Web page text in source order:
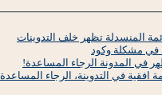
المنسدلة تظهر خلف التدوينات
مشكلة وكود
في المدونة الرجاء المساعدة!
افقية في التدوينة، الرجاء المساعدة